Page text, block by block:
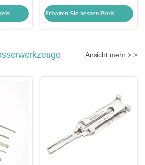
Werkzeug zur Reparatur von
Schlössern und Türen
Erhalten Sie besten Preis
Ansicht mehr > >